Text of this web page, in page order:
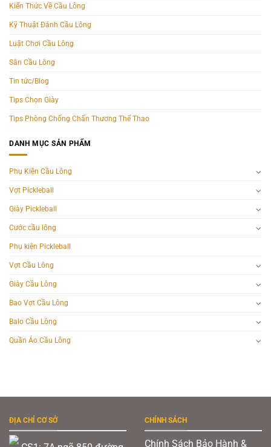
Kiến Thức Về Cầu Lông
Kỹ Thuật Đánh Cầu Lông
Luật Chơi Cầu Lông
Sân Cầu Lông
Tin tức/Blog
Tips Chọn Giày
Tips Phòng Chống Chấn Thương Thể Thao
DANH MỤC SẢN PHẨM
Phụ Kiện Cầu Lông
Vợt Pickleball
Giày Pickleball
Cước cầu lông
Phụ kiện Pickleball
Vợt Cầu Lông
Giày Cầu Lông
Bao Vợt Cầu Lông
Balo Cầu Lông
Quần Áo Cầu Lông
ĐỊA CHỈ CƠ SỞ CHÍNH SÁCH
Chính Sách Bảo Hành &